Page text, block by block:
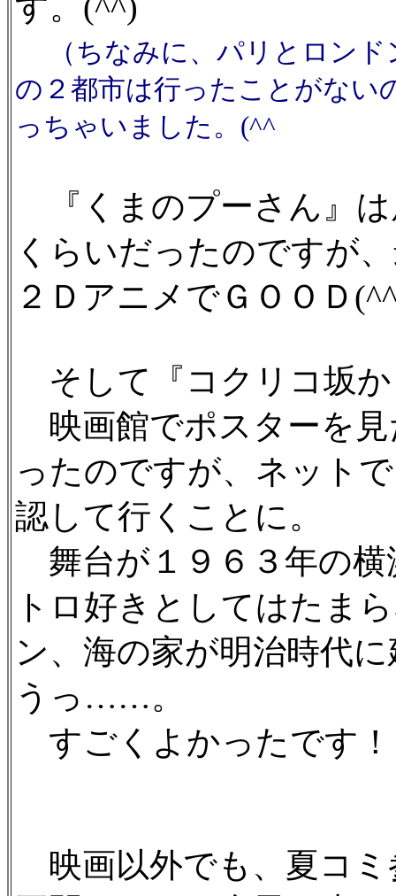
（ちなみに、パリとロン
の２都市は行ったことがない
っちゃいました。(^^ゞ
『くまのプーさん』
くらいだったのですが
２ＤアニメでＧＯＯＤ
そして『コクリコ坂
映画館でポスターを
ったのですが、ネット
認して行くことに。
舞台が１９６３年の横
トロ好きとしてはたま
ン、海の家が明治時代
うっ……。
すごくよかったです
映画以外でも、夏コミ